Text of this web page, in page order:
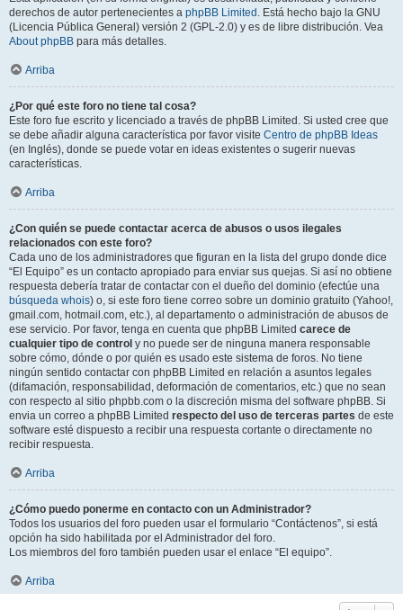
derechos de autor pertenecientes a phpBB Limited . Está hecho bajo la GNU
(Licencia Pública General) versión 2 (GPL-2.0) y es de libre distribución. Vea
About phpBB para más detalles.
Arriba
¿Por qué este foro no tiene tal cosa?
Este foro fue escrito y licenciado a través de phpBB Limited. Si usted cree que
se debe añadir alguna característica por favor visite Centro de phpBB Ideas
(en Inglés), donde se puede votar en ideas existentes o sugerir nuevas
características.
Arriba
¿Con quién se puede contactar acerca de abusos o usos ilegales
relacionados con este foro?
Cada uno de los administradores que figuran en la lista del grupo donde dice
“El Equipo” es un contacto apropiado para enviar sus quejas. Si así no obtiene
respuesta debería tratar de contactar con el dueño del dominio (efectúe una
búsqueda whois) o, si este foro tiene correo sobre un dominio gratuito (Yahoo!,
gmail.com, hotmail.com, etc.), al departamento o administración de abusos de
ese servicio. Por favor, tenga en cuenta que phpBB Limited carece de
cualquier tipo de control y no puede ser de ninguna manera responsable
sobre cómo, dónde o por quién es usado este sistema de foros. No tiene
ningún sentido contactar con phpBB Limited en relación a asuntos legales
(difamación, responsabilidad, deformación de comentarios, etc.) que no sean
con respecto al sitio phpbb.com o la discreción misma del software phpBB. Si
envia un correo a phpBB Limited respecto del uso de terceras partes de este
software esté dispuesto a recibir una respuesta cortante o directamente no
recibir respuesta.
Arriba
¿Cómo puedo ponerme en contacto con un Administrador?
Todos los usuarios del foro pueden usar el formulario “Contáctenos”, si está
opción ha sido habilitada por el Administrador del foro.
Los miembros del foro también pueden usar el enlace “El equipo”.
Arriba